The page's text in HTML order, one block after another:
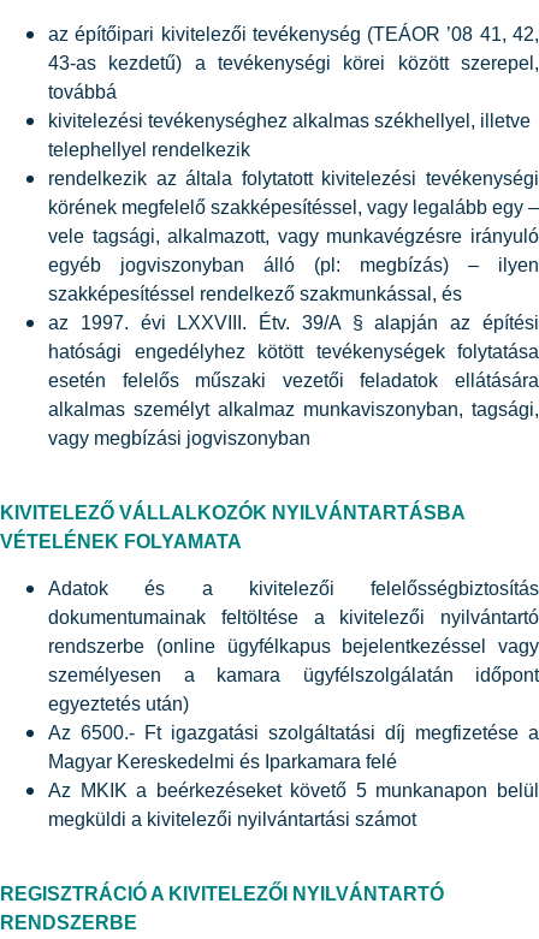
az építőipari kivitelezői tevékenység (TEÁOR ’08 41, 42,
43-as kezdetű) a tevékenységi körei között szerepel,
továbbá
kivitelezési tevékenységhez alkalmas székhellyel, illetve
telephellyel rendelkezik
rendelkezik az általa folytatott kivitelezési tevékenységi
körének megfelelő szakképesítéssel, vagy legalább egy –
vele tagsági, alkalmazott, vagy munkavégzésre irányuló
egyéb jogviszonyban álló (pl: megbízás) – ilyen
szakképesítéssel rendelkező szakmunkással, és
az 1997. évi LXXVIII. Étv. 39/A § alapján az építési
hatósági engedélyhez kötött tevékenységek folytatása
esetén felelős műszaki vezetői feladatok ellátására
alkalmas személyt alkalmaz munkaviszonyban, tagsági,
vagy megbízási jogviszonyban
KIVITELEZŐ VÁLLALKOZÓK NYILVÁNTARTÁSBA
VÉTELÉNEK FOLYAMATA
Adatok és a kivitelezői felelősségbiztosítás
dokumentumainak feltöltése a kivitelezői nyilvántartó
rendszerbe (online ügyfélkapus bejelentkezéssel vagy
személyesen a kamara ügyfélszolgálatán időpont
egyeztetés után)
Az 6500.- Ft igazgatási szolgáltatási díj megfizetése a
Magyar Kereskedelmi és Iparkamara felé
Az MKIK a beérkezéseket követő 5 munkanapon belül
megküldi a kivitelezői nyilvántartási számot
REGISZTRÁCIÓ A KIVITELEZŐI NYILVÁNTARTÓ
RENDSZERBE